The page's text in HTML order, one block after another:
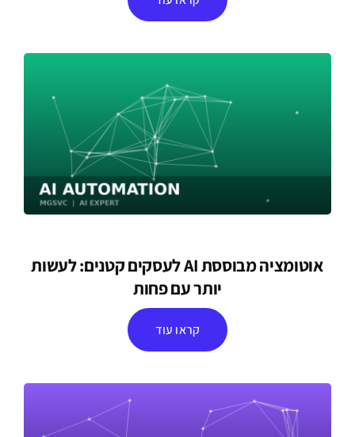
אוטומציה מבוססת AI לעסקים קטנים: לעשות
יותר עם פחות
קראו עוד